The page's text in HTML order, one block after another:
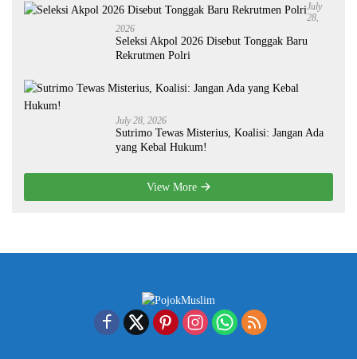
July
28,
2026
Seleksi Akpol 2026 Disebut Tonggak Baru
Rekrutmen Polri
July 28, 2026
Sutrimo Tewas Misterius, Koalisi: Jangan Ada
yang Kebal Hukum!
View More